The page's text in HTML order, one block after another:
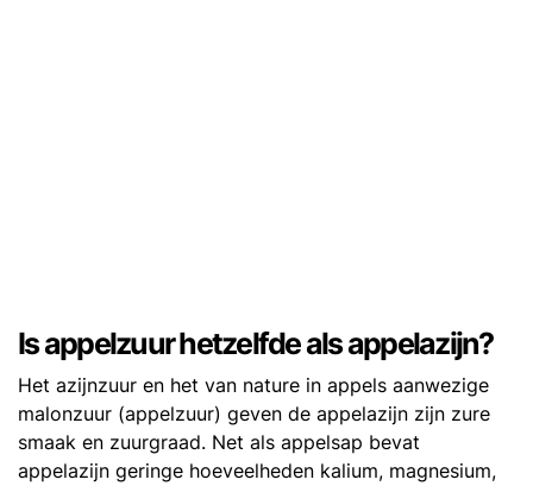
Is appelzuur hetzelfde als appelazijn?
Het azijnzuur en het van nature in appels aanwezige
malonzuur (appelzuur) geven de appelazijn zijn zure
smaak en zuurgraad. Net als appelsap bevat
appelazijn geringe hoeveelheden kalium, magnesium,